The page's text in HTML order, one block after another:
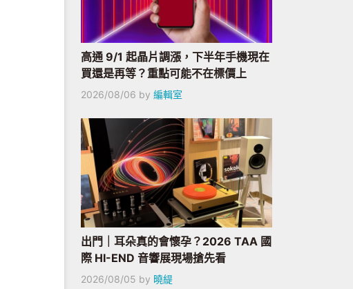
高通 9/1 起晶片調漲，下半年手機現在
買還是再等？重點可能不在標價上
2026/08/06 by 編輯室
出門｜耳朵真的會懷孕？2026 TAA 國
際 HI-END 音響展現場搶先看
2026/08/05 by 曉緹